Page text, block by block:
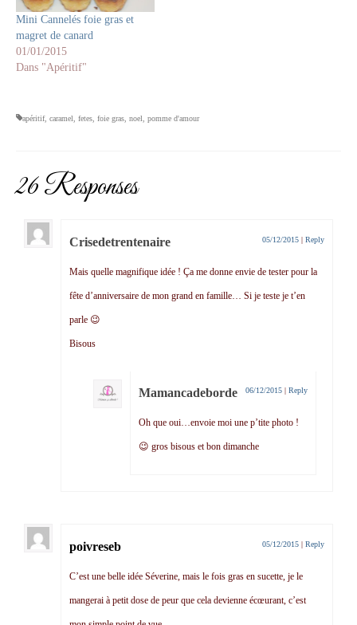
Mini Cannelés foie gras et
magret de canard
01/01/2015
Dans "Apéritif"
apéritif, caramel fetes foie gras noel pomme d'amour
26 Responses
Crisedetrentenaire 05/12/2015 | Reply
Mais quelle magnifique idée ! Ça me donne envie de tester pour la
fête d’anniversaire de mon grand en famille… Si je teste je t’en
parle 😉
Bisous
Mamancadeborde 06/12/2015 | Reply
Oh que oui…envoie moi une p’tite photo !
😉 gros bisous et bon dimanche
poivreseb 05/12/2015 | Reply
C’est une belle idée Séverine, mais le fois gras en sucette, je le
mangerai à petit dose de peur que cela devienne écœurant, c’est